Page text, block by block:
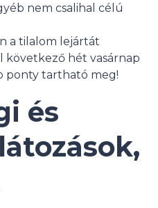
nem csalihal célú
a tilalom lejártát
következő hét vasárnap
ponty tartható meg!
és